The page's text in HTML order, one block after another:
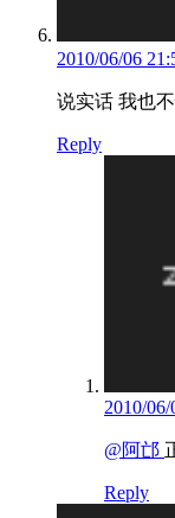
2010/06/06
说实话 我也
Reply
2010/
@阿邙
Reply